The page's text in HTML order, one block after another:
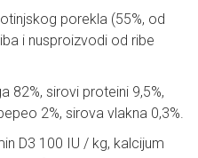
porekla (55%, od
i nusproizvodi od ribe
82%, sirovi proteini 9,5%,
2%, sirova vlakna 0,3%.
D3 100 IU / kg, kalcijum